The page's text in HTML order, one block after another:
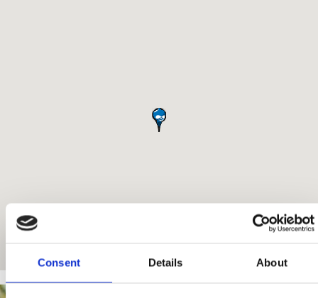
Consent Details About